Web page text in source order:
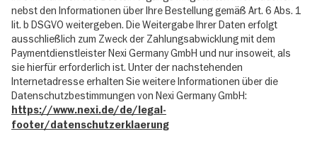
nebst den Informationen über Ihre Bestellung gemäß Art. 6 Abs. 1
lit. b DSGVO weitergeben. Die Weitergabe Ihrer Daten erfolgt
ausschließlich zum Zweck der Zahlungsabwicklung mit dem
Paymentdienstleister Nexi Germany GmbH und nur insoweit, als
sie hierfür erforderlich ist. Unter der nachstehenden
Internetadresse erhalten Sie weitere Informationen über die
Datenschutzbestimmungen von Nexi Germany GmbH:
https://www.nexi.de/de/legal-
footer/datenschutzerklaerung